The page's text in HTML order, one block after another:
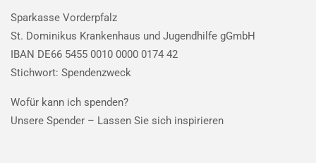
Sparkasse Vorderpfalz
St. Dominikus Krankenhaus und Jugendhilfe gGmbH
IBAN DE66 5455 0010 0000 0174 42
Stichwort: Spendenzweck
Wofür kann ich spenden?
Unsere Spender – Lassen Sie sich inspirieren